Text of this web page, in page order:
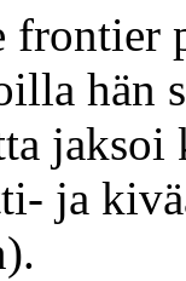
hän
ja